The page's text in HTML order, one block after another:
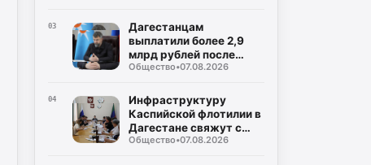
03
Дагестанцам
выплатили более 2,9
млрд рублей после
паводков
Общество•07.08.2026
04
Инфраструктуру
Каспийской флотилии в
Дагестане свяжут с
застройкой
Общество•07.08.2026